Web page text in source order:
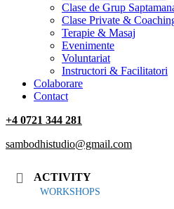
Clase de Grup
Clase Private &
Terapie & Masaj
‎Evenimente
Voluntariat
‏‏‎Instructori & Facilitatori
Colaborare
Contact
+4 0721 344 281
sambodhistudio@gmail.com
ACTIVITY
WORKSHOPS